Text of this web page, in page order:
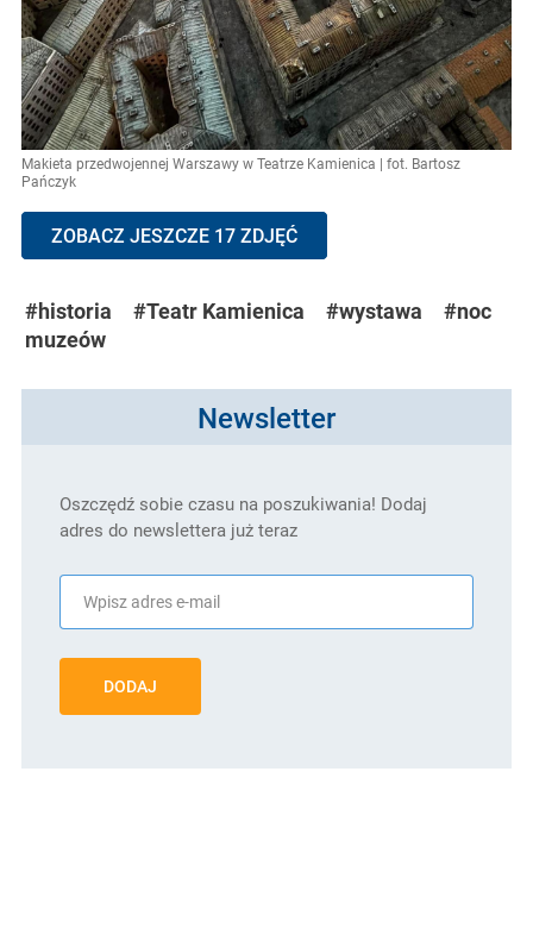
Makieta przedwojennej Warszawy w Teatrze Kamienica | fot. Bartosz
Pańczyk
ZOBACZ JESZCZE 17 ZDJĘĆ
#historia #Teatr Kamienica #wystawa
#noc
muzeów
Newsletter
Oszczędź sobie czasu na poszukiwania! Dodaj
adres do newslettera już teraz
DODAJ